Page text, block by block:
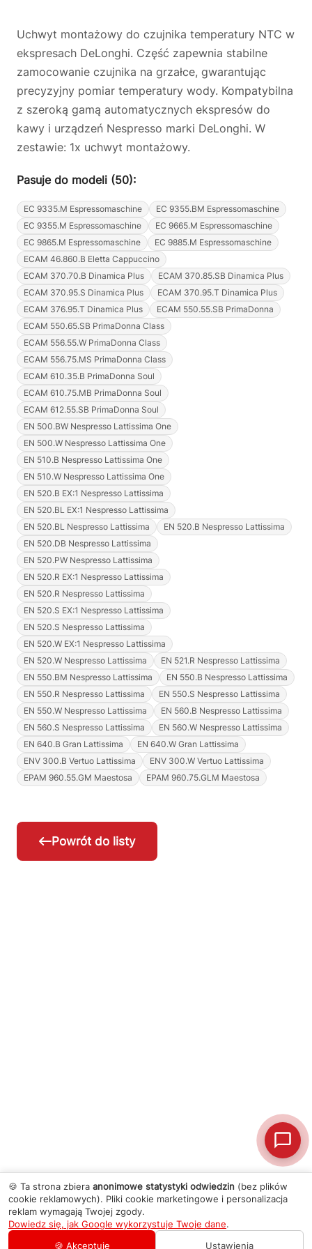
Uchwyt montażowy do czujnika temperatury NTC w
ekspresach DeLonghi. Część zapewnia stabilne
zamocowanie czujnika na grzałce, gwarantując
precyzyjny pomiar temperatury wody. Kompatybilna
z szeroką gamą automatycznych ekspresów do
kawy i urządzeń Nespresso marki DeLonghi. W
zestawie: 1x uchwyt montażowy.
Pasuje do modeli (50):
EC 9335.M Espressomaschine
EC 9355.BM Espressomaschine
EC 9355.M Espressomaschine
EC 9665.M Espressomaschine
EC 9865.M Espressomaschine
EC 9885.M Espressomaschine
ECAM 46.860.B Eletta Cappuccino
ECAM 370.70.B Dinamica Plus
ECAM 370.85.SB Dinamica Plus
ECAM 370.95.S Dinamica Plus
ECAM 370.95.T Dinamica Plus
ECAM 376.95.T Dinamica Plus
ECAM 550.55.SB PrimaDonna
ECAM 550.65.SB PrimaDonna Class
ECAM 556.55.W PrimaDonna Class
ECAM 556.75.MS PrimaDonna Class
ECAM 610.35.B PrimaDonna Soul
ECAM 610.75.MB PrimaDonna Soul
ECAM 612.55.SB PrimaDonna Soul
EN 500.BW Nespresso Lattissima One
EN 500.W Nespresso Lattissima One
EN 510.B Nespresso Lattissima One
EN 510.W Nespresso Lattissima One
EN 520.B EX:1 Nespresso Lattissima
EN 520.BL EX:1 Nespresso Lattissima
EN 520.BL Nespresso Lattissima
EN 520.B Nespresso Lattissima
EN 520.DB Nespresso Lattissima
EN 520.PW Nespresso Lattissima
EN 520.R EX:1 Nespresso Lattissima
EN 520.R Nespresso Lattissima
EN 520.S EX:1 Nespresso Lattissima
EN 520.S Nespresso Lattissima
EN 520.W EX:1 Nespresso Lattissima
EN 520.W Nespresso Lattissima
EN 521.R Nespresso Lattissima
EN 550.BM Nespresso Lattissima
EN 550.B Nespresso Lattissima
EN 550.R Nespresso Lattissima
EN 550.S Nespresso Lattissima
EN 550.W Nespresso Lattissima
EN 560.B Nespresso Lattissima
EN 560.S Nespresso Lattissima
EN 560.W Nespresso Lattissima
EN 640.B Gran Lattissima
EN 640.W Gran Lattissima
ENV 300.B Vertuo Lattissima
ENV 300.W Vertuo Lattissima
EPAM 960.55.GM Maestosa
EPAM 960.75.GLM Maestosa
Powrót do listy
🍪 Ta strona zbiera anonimowe statystyki odwiedzin (bez plików
cookie reklamowych). Pliki cookie marketingowe i personalizacja
reklam wymagają Twojej zgody.
Dowiedz się, jak Google wykorzystuje Twoje dane.
🍪 Akceptuję
Ustawienia